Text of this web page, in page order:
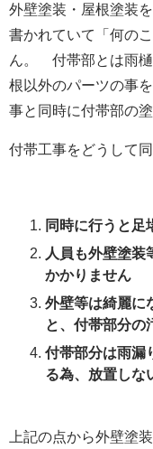
外壁塗装・屋根塗装
書かれていて「何の
ん。 付帯部とは雨
根以外のパーツの事
事と同時に付帯部の
付帯工事をどうして
同時に行うと足
人員も外壁塗装
かかりません
外壁等は綺麗に
と、付帯部分の
付帯部分は雨漏
る為、放置しな
上記の点から外壁塗